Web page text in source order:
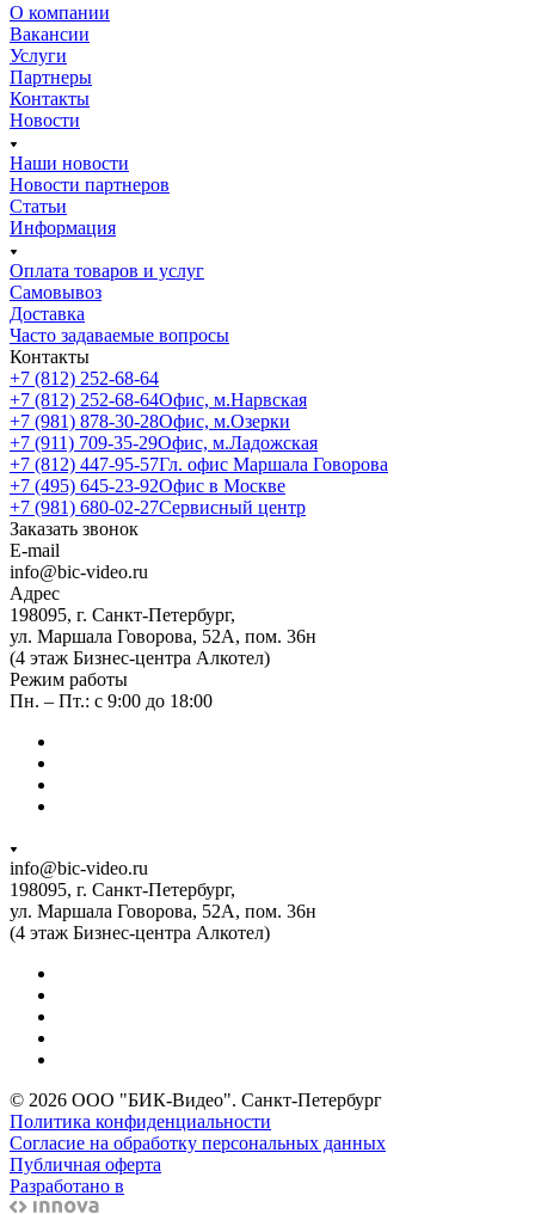
О компании
Вакансии
Услуги
Партнеры
Контакты
Новости
Наши новости
Новости партнеров
Статьи
Информация
Оплата товаров и услуг
Самовывоз
Доставка
Часто задаваемые вопросы
Контакты
+7 (812) 252-68-64
+7 (812) 252-68-64Офис, м.Нарвская
+7 (981) 878-30-28Офис, м.Озерки
+7 (911) 709-35-29Офис, м.Ладожская
+7 (812) 447-95-57Гл. офис Маршала Говорова
+7 (495) 645-23-92Офис в Москве
+7 (981) 680-02-27Сервисный центр
Заказать звонок
E-mail
info@bic-video.ru
Адрес
198095, г. Санкт-Петербург,
ул. Маршала Говорова, 52А, пом. 36н
(4 этаж Бизнес-центра Алкотел)
Режим работы
Пн. – Пт.: с 9:00 до 18:00
info@bic-video.ru
198095, г. Санкт-Петербург,
ул. Маршала Говорова, 52А, пом. 36н
(4 этаж Бизнес-центра Алкотел)
© 2026 ООО "БИК-Видео". Санкт-Петербург
Политика конфиденциальности
Согласие на обработку персональных данных
Публичная оферта
Разработано в